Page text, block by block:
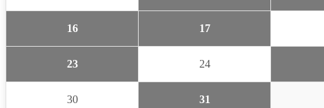
16 17
23 24
30 31